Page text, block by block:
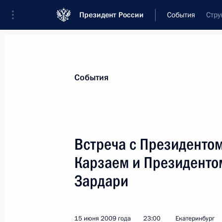
Президент России События
Новости
Президент направил приветствие
конференции «Мусульмане СНГ за
и межнациональное согласие»
События
Встреча с
Карзаем и
Зардари
15 июня 2009 года 23:00 Екатеринбург